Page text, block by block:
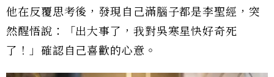
他在反覆思考後，發現自己滿腦子都是李聖經，突
然醒悟說：「出大事了，我對吳寒星快好奇死
了！」確認自己喜歡的心意。